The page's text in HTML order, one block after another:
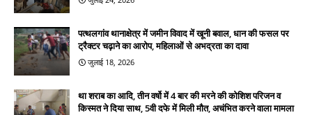
पत्थलगांव थानाक्षेत्र में जमीन विवाद में खूनी बवाल, धान की फसल पर
ट्रैक्टर चढ़ाने का आरोप, महिलाओं से अभद्रता का दावा
जुलाई 18, 2026
था शराब का आदि, तीन वर्षो में 4 बार की मरने की कोशिश परिजन व
किस्मत ने दिया साथ, 5वी दफे में मिली मौत, अचंभित करने वाला मामला